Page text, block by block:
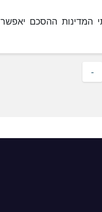
המדינות ההסכם יאפשר